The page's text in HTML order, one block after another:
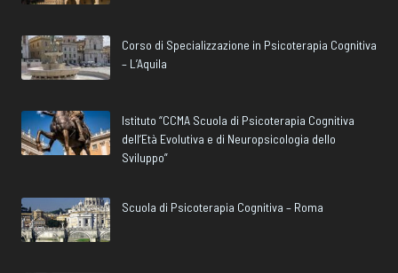
Corso di Specializzazione in Psicoterapia Cognitiva
– L’Aquila
Istituto “CCMA Scuola di Psicoterapia Cognitiva
dell’Età Evolutiva e di Neuropsicologia dello
Sviluppo”
Scuola di Psicoterapia Cognitiva – Roma